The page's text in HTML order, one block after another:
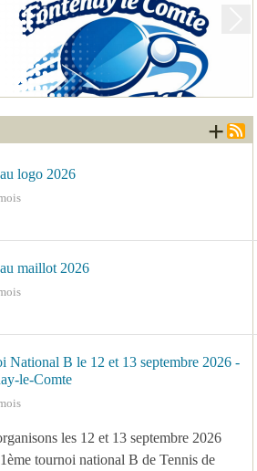
logo 2026
maillot 2026
National B le 12 et 13 septembre 2026 -
le-Comte
les 12 et 13 septembre 2026
tournoi national B de Tennis de
+